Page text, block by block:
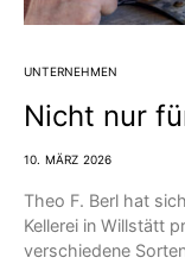
UNTERNEHMEN
Nicht nur
10. MÄRZ 2026
Theo F. Berl hat
Kellerei in Willstätt
verschiedene